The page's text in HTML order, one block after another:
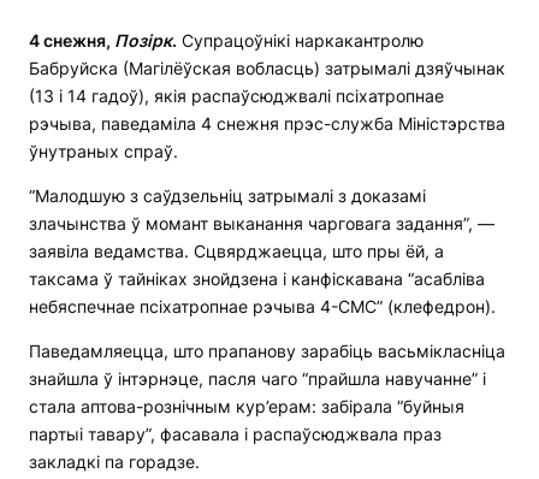
4 снежня, Позірк. Супрацоўнікі наркакантролю
Бабруйска (Магілёўская вобласць) затрымалі дзяўчынак
(13 і 14 гадоў), якія распаўсюджвалі псіхатропнае
рэчыва, паведаміла 4 снежня прэс-служба Міністэрства
ўнутраных спраў.
“Малодшую з саўдзельніц затрымалі з доказамі
злачынства ў момант выканання чарговага задання”, —
заявіла ведамства. Сцвярджаецца, што пры ёй, а
таксама ў тайніках знойдзена і канфіскавана “асабліва
небяспечнае псіхатропнае рэчыва 4-СМС” (клефедрон).
Паведамляецца, што прапанову зарабіць васьмікласніца
знайшла ў інтэрнэце, пасля чаго “прайшла навучанне” і
стала аптова-рознічным кур’ерам: забірала “буйныя
партыі тавару”, фасавала і распаўсюджвала праз
закладкі па горадзе.